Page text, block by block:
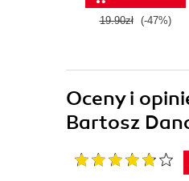
19.90zł (-47%)
Oceny i
Bartosz